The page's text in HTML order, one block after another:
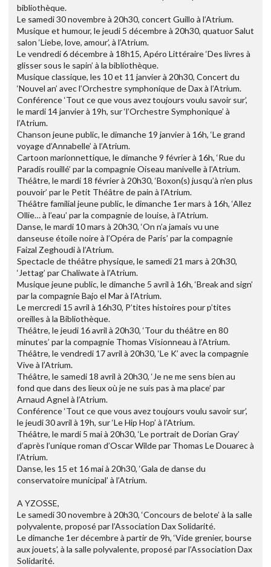
bibliothèque.
Le samedi 30 novembre à 20h30, concert Guillo à l’Atrium.
Musique et humour, le jeudi 5 décembre à 20h30, quatuor Salut
salon ‘Liebe, love, amour’, à l’Atrium.
Le vendredi 6 décembre à 18h15, Apéro Littéraire ‘Des livres à
glisser sous le sapin’ à la bibliothèque.
Musique classique, les 10 et 11 janvier à 20h30, Concert du
‘Nouvel an’ avec l’Orchestre symphonique de Dax à l’Atrium.
Conférence ‘Tout ce que vous avez toujours voulu savoir sur’,
le mardi 14 janvier à 19h, sur ‘l’Orchestre Symphonique’ à
l’Atrium.
Chanson jeune public, le dimanche 19 janvier à 16h, ‘Le grand
voyage d’Annabelle’ à l’Atrium.
Cartoon marionnettique, le dimanche 9 février à 16h, ‘Rue du
Paradis rouillé’ par la compagnie Oiseau manivelle à l’Atrium.
Théâtre, le mardi 18 février à 20h30, ‘Boxon(s) jusqu’à n’en plus
pouvoir’ par le Petit Théâtre de pain à l’Atrium.
Théâtre familial jeune public, le dimanche 1er mars à 16h, ‘Allez
Ollie… à l’eau’ par la compagnie de louise, à l’Atrium.
Danse, le mardi 10 mars à 20h30, ‘On n’a jamais vu une
danseuse étoile noire à l’Opéra de Paris’ par la compagnie
Faizal Zeghoudi à l’Atrium.
Spectacle de théâtre physique, le samedi 21 mars à 20h30,
‘Jettag’ par Chaliwate à l’Atrium.
Musique jeune public, le dimanche 5 avril à 16h, ‘Break and sign’
par la compagnie Bajo el Mar à l’Atrium.
Le mercredi 15 avril à 16h30, P’tites histoires pour p’tites
oreilles à la Bibliothèque.
Théâtre, le jeudi 16 avril à 20h30, ‘Tour du théâtre en 80
minutes’ par la compagnie Thomas Visionneau à l’Atrium.
Théâtre, le vendredi 17 avril à 20h30, ‘Le K’ avec la compagnie
Vive à l’Atrium.
Théâtre, le samedi 18 avril à 20h30, ‘Je ne me sens bien au
fond que dans des lieux où je ne suis pas à ma place’ par
Arnaud Agnel à l’Atrium.
Conférence ‘Tout ce que vous avez toujours voulu savoir sur’,
le jeudi 30 avril à 19h, sur ‘Le Hip Hop’ à l’Atrium.
Théâtre, le mardi 5 mai à 20h30, ‘Le portrait de Dorian Gray’
d’après l’unique roman d’Oscar Wilde par Thomas Le Douarec à
l’Atrium.
Danse, les 15 et 16 mai à 20h30, ‘Gala de danse du
conservatoire municipal’ à l’Atrium.
A YZOSSE,
Le samedi 30 novembre à 20h30, ‘Concours de belote’ à la salle
polyvalente, proposé par l’Association Dax Solidarité.
Le dimanche 1er décembre à partir de 9h, ‘Vide grenier, bourse
aux jouets’, à la salle polyvalente, proposé par l’Association Dax
Solidarité.